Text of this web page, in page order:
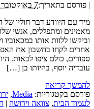
| פורסם בתאריך:7 באוקטובר 2013
מיד עם היוודע דבר חוליו
מאמינים ומתפללים, אנשי
וביקשו ללוות אותו במכאוביו
אחרים לקחו בחשבון את
עובדיה יוסף, בהיותו בן […]
להמשך קריאה
פורסם בקטגוריות: Media
,
לעמוד הבית, צוואה וירושה |